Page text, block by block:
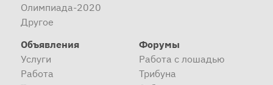
Олимпиада-2020
Другое
Объявления
Услуги
Работа
Форумы
Работа с лошадью
Трибуна